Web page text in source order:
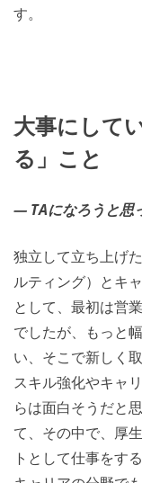
す。
大事にして
る」こと
― TAになろうと思
独立して立ち上げ
ルティング）とキ
として、最初は営
でしたが、もっと
い、そこで新しく
スキル強化やキャ
らは面白そうだと
て、その中で、厚
トとして仕事をす